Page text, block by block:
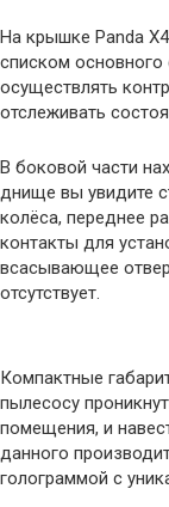
На крышке Panda
списком
осуществлять
отслеживать
В боковой части
днище вы увидите
колёса, переднее
контакты для
всасывающее
отсутствует.
Компактные
пылесосу
помещения, и
данного
голограммой с